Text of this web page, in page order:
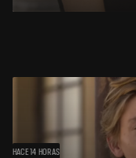
HACE 14 HORAS